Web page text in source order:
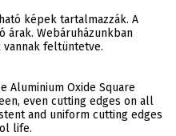
képek tartalmazzák. A
Webáruházunkban
feltüntetve.
Aluminium Oxide Square
even cutting edges on all
and uniform cutting edges
life.